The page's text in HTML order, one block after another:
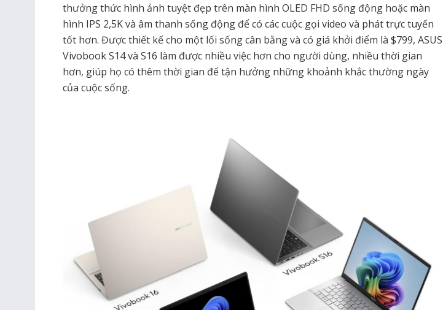
thưởng thức hình ảnh tuyệt đẹp trên màn hình OLED FHD sống động hoặc màn
hình IPS 2,5K và âm thanh sống động để có các cuộc gọi video và phát trực tuyến
tốt hơn. Được thiết kế cho một lối sống cân bằng và có giá khởi điểm là $799, ASUS
Vivobook S14 và S16 làm được nhiều việc hơn cho người dùng, nhiều thời gian
hơn, giúp họ có thêm thời gian để tận hưởng những khoảnh khắc thường ngày
của cuộc sống.